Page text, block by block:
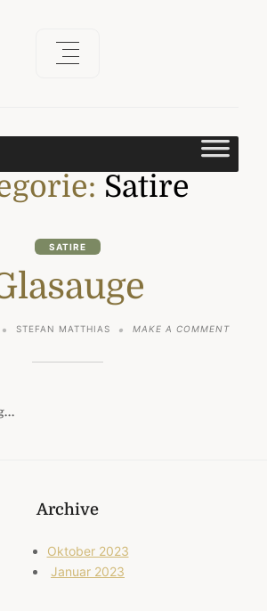
Satire
SATIRE
STEFAN MATTHIAS MAKE A COMMENTON
Archive
Oktober 2023
Januar 2023